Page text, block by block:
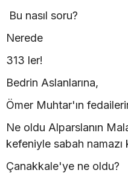
Bu nasıl soru?
Nerede
313 ler!
Bedrin Aslanlarına,
Ömer Muhtar'ın
Ne oldu Alparslanın
kefeniyle sabah namazı
Çanakkale'ye ne oldu?